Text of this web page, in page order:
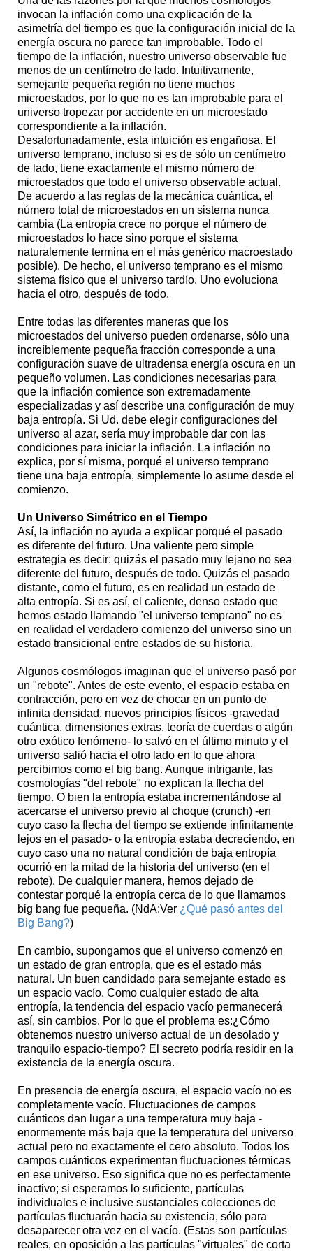
invocan la inflación como una explicación de la
asimetría del tiempo es que la configuración inicial de la
energía oscura no parece tan improbable. Todo el
tiempo de la inflación, nuestro universo observable fue
menos de un centímetro de lado. Intuitivamente,
semejante pequeña región no tiene muchos
microestados, por lo que no es tan improbable para el
universo tropezar por accidente en un microestado
correspondiente a la inflación.
Desafortunadamente, esta intuición es engañosa. El
universo temprano, incluso si es de sólo un centímetro
de lado, tiene exactamente el mismo número de
microestados que todo el universo observable actual.
De acuerdo a las reglas de la mecánica cuántica, el
número total de microestados en un sistema nunca
cambia (La entropía crece no porque el número de
microestados lo hace sino porque el sistema
naturalemente termina en el más genérico macroestado
posible). De hecho, el universo temprano es el mismo
sistema físico que el universo tardío. Uno evoluciona
hacia el otro, después de todo.
Entre todas las diferentes maneras que los
microestados del universo pueden ordenarse, sólo una
increíblemente pequeña fracción corresponde a una
configuración suave de ultradensa energía oscura en un
pequeño volumen. Las condiciones necesarias para
que la inflación comience son extremadamente
especializadas y así describe una configuración de muy
baja entropía. Si Ud. debe elegir configuraciones del
universo al azar, sería muy improbable dar con las
condiciones para iniciar la inflación. La inflación no
explica, por sí misma, porqué el universo temprano
tiene una baja entropía, simplemente lo asume desde el
comienzo.
Un Universo Simétrico en el Tiempo
Así, la inflación no ayuda a explicar porqué el pasado
es diferente del futuro. Una valiente pero simple
estrategia es decir: quizás el pasado muy lejano no sea
diferente del futuro, después de todo. Quizás el pasado
distante, como el futuro, es en realidad un estado de
alta entropía. Si es así, el caliente, denso estado que
hemos estado llamando "el universo temprano" no es
en realidad el verdadero comienzo del universo sino un
estado transicional entre estados de su historia.
Algunos cosmólogos imaginan que el universo pasó por
un "rebote". Antes de este evento, el espacio estaba en
contracción, pero en vez de chocar en un punto de
infinita densidad, nuevos principios físicos -gravedad
cuántica, dimensiones extras, teoría de cuerdas o algún
otro exótico fenómeno- lo salvó en el último minuto y el
universo salió hacia el otro lado en lo que ahora
percibimos como el big bang. Aunque intrigante, las
cosmologías "del rebote" no explican la flecha del
tiempo. O bien la entropía estaba incrementándose al
acercarse el universo previo al choque (crunch) -en
cuyo caso la flecha del tiempo se extiende infinitamente
lejos en el pasado- o la entropía estaba decreciendo, en
cuyo caso una no natural condición de baja entropía
ocurrió en la mitad de la historia del universo (en el
rebote). De cualquier manera, hemos dejado de
contestar porqué la entropía cerca de lo que llamamos
big bang fue pequeña. (NdA:Ver ¿Qué pasó antes del
Big Bang?)
En cambio, supongamos que el universo comenzó en
un estado de gran entropía, que es el estado más
natural. Un buen candidado para semejante estado es
un espacio vacío. Como cualquier estado de alta
entropía, la tendencia del espacio vacío permanecerá
así, sin cambios. Por lo que el problema es:¿Cómo
obtenemos nuestro universo actual de un desolado y
tranquilo espacio-tiempo? El secreto podría residir en la
existencia de la energía oscura.
En presencia de energía oscura, el espacio vacío no es
completamente vacío. Fluctuaciones de campos
cuánticos dan lugar a una temperatura muy baja -
enormemente más baja que la temperatura del universo
actual pero no exactamente el cero absoluto. Todos los
campos cuánticos experimentan fluctuaciones térmicas
en ese universo. Eso significa que no es perfectamente
inactivo; si esperamos lo suficiente, partículas
individuales e inclusive sustanciales colecciones de
partículas fluctuarán hacia su existencia, sólo para
desaparecer otra vez en el vacío. (Estas son partículas
reales, en oposición a las partículas "virtuales" de corta